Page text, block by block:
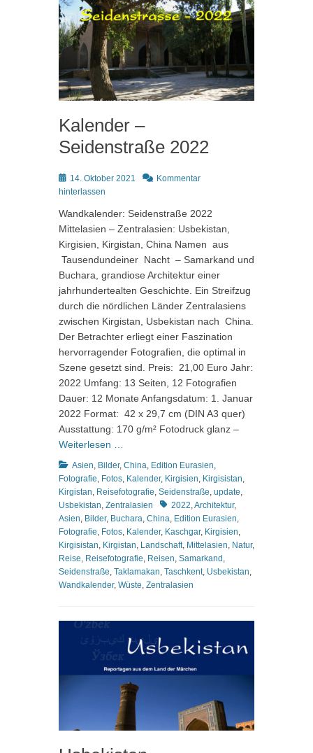
Kalender –
Seidenstraße 2022
Posted
on
14. Oktober 2021
Kommentar
hinterlassen
Wandkalender: Seidenstraße 2022
Mittelasien – Zentralasien: Usbekistan,
Kirgisien, Kirgistan, China Namen aus
Tausendundeiner Nacht – Samarkand und
Buchara, grandiose Architektur einer
jahrhundertealten Geschichte. Ein Streifzug
durch die nördlichen Länder Zentralasiens
zwischen Kirgistan, Usbekistan nach China.
Der Betrachter erliegt einer Faszination
hervorragender Fotografien, die optimal in
Szene gesetzt sind. Preis: 21,00 Euro Jahr:
2022 Umfang: 13 Seiten, 12 Fotografien
Dauer: 12 Monate Anfangsdatum: 1. Januar
2022 Format: 42 x 29,7 cm (DIN A3 quer)
Ausstattung: 170 g/m² Fotodruck glanz –
Weiterlesen …
Kategorien
Asien, Bilder, China, Edition Eurasien,
Fotografie, Fotos, Kalender, Kirgisien, Kirgisistan,
Kirgistan, Reisefotografie, Seidenstraße, update,
Usbekistan, Zentralasien Schlagworte
2022,Architektur,
Asien, Bilder, Buchara, China, Edition Eurasien,
Fotografie, Fotos, Kalender, Kaschgar, Kirgisien,
Kirgisistan, Kirgistan, Landschaft, Mittelasien, Natur,
Reise, Reisefotografie, Reisen, Samarkand,
Seidenstraße, Taklamakan, Taschkent, Usbekistan,
Wandkalender, Wüste, Zentralasien